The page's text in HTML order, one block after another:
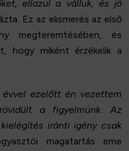
ellazul a válluk, és jó
Ez az elismerés az első
megteremtésében, és
hogy miként érzékelik a
évvel ezelőtt én vezettem
a figyelmünk. Az
iránti igény csak
magatartás eme